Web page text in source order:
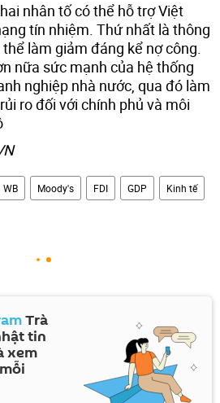
nhân tố có thể hỗ trợ Việt
tín nhiệm. Thứ nhất là thông
làm giảm đáng kể nợ công.
nữa sức mạnh của hệ thống
nghiệp nhà nước, qua đó làm
ro đối với chính phủ và môi
WB Moody's FDI GDP Kinh tế
Trà
tin
xem